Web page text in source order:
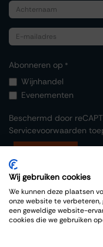
Abonneren op *
Wijnhandel
Evenementen
Beschermd door
Servicevoorwaarden
Wij gebruiken cookies
We kunnen deze plaatsen
onze website te
een geweldige website-
cookies die we gebruiken